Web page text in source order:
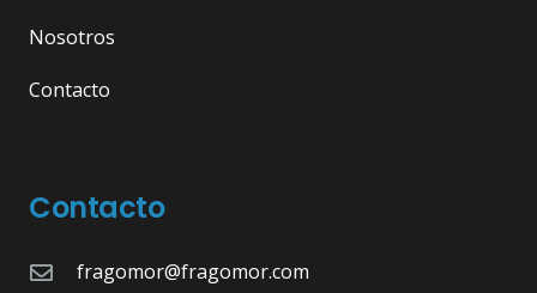
Nosotros
Contacto
Contacto
fragomor@fragomor.com